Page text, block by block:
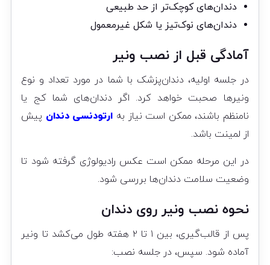
دندان‌های کوچک‌تر از حد طبیعی
دندان‌های نوک‌تیز یا شکل غیرمعمول
آمادگی قبل از نصب ونیر
در جلسه اولیه، دندان‌پزشک با شما در مورد تعداد و نوع
ونیرها صحبت خواهد کرد. اگر دندان‌های شما کج یا
نامنظم باشند، ممکن است نیاز به ارتودنسی دندان پیش
از لمینت باشد.
در این مرحله ممکن است عکس رادیولوژی گرفته شود تا
وضعیت سلامت دندان‌ها بررسی شود.
نحوه نصب ونیر روی دندان
پس از قالب‌گیری، بین ۱ تا ۲ هفته طول می‌کشد تا ونیر
آماده شود. سپس، در جلسه نصب: